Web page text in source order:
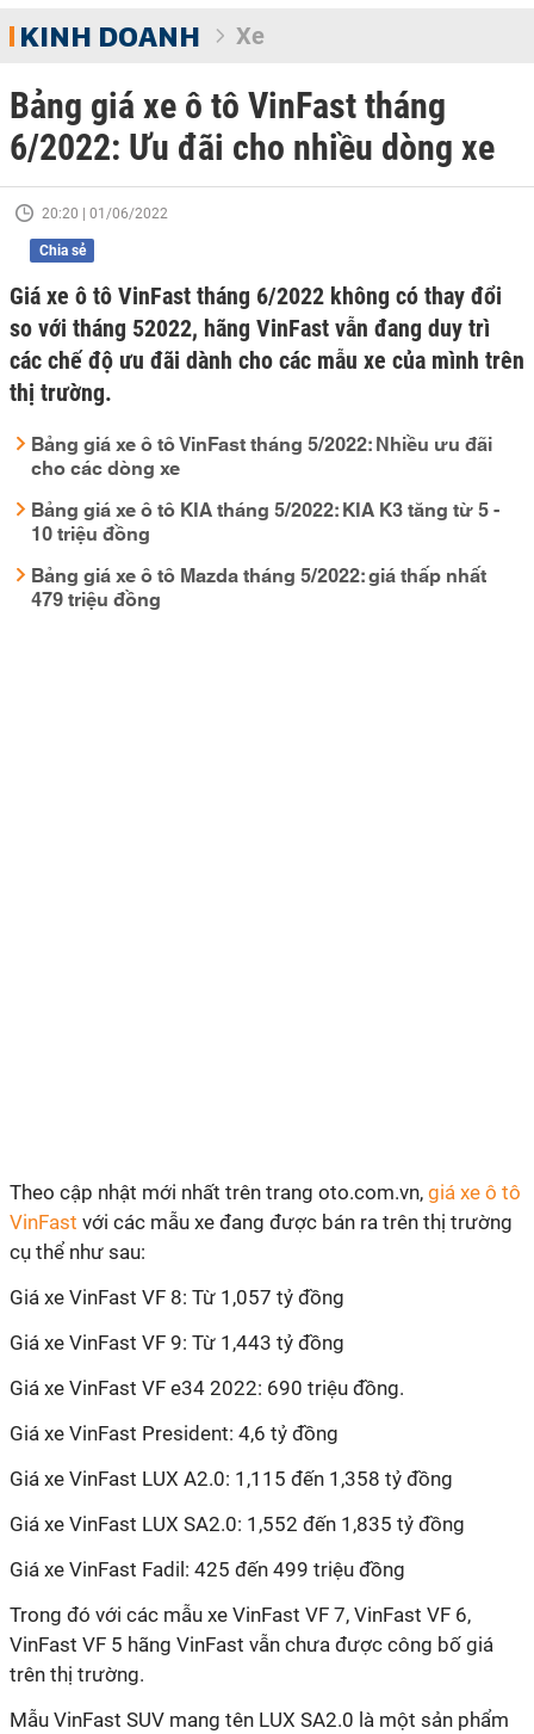
KINH DOANH Xe
Bảng giá xe ô tô VinFast tháng
6/2022: Ưu đãi cho nhiều dòng xe
20:20 | 01/06/2022
Chia sẻ
Giá xe ô tô VinFast tháng 6/2022 không có thay đổi
so với tháng 52022, hãng VinFast vẫn đang duy trì
các chế độ ưu đãi dành cho các mẫu xe của mình trên
thị trường.
Bảng giá xe ô tô VinFast tháng 5/2022: Nhiều ưu đãi
cho các dòng xe
Bảng giá xe ô tô KIA tháng 5/2022: KIA K3 tăng từ 5 -
10 triệu đồng
Bảng giá xe ô tô Mazda tháng 5/2022: giá thấp nhất
479 triệu đồng
Theo cập nhật mới nhất trên trang oto.com.vn, giá xe ô tô
VinFast với các mẫu xe đang được bán ra trên thị trường
cụ thể như sau:
Giá xe VinFast VF 8: Từ 1,057 tỷ đồng
Giá xe VinFast VF 9: Từ 1,443 tỷ đồng
Giá xe VinFast VF e34 2022: 690 triệu đồng.
Giá xe VinFast President: 4,6 tỷ đồng
Giá xe VinFast LUX A2.0: 1,115 đến 1,358 tỷ đồng
Giá xe VinFast LUX SA2.0: 1,552 đến 1,835 tỷ đồng
Giá xe VinFast Fadil: 425 đến 499 triệu đồng
Trong đó với các mẫu xe VinFast VF 7, VinFast VF 6,
VinFast VF 5 hãng VinFast vẫn chưa được công bố giá
trên thị trường.
Mẫu VinFast SUV mang tên LUX SA2.0 là một sản phẩm